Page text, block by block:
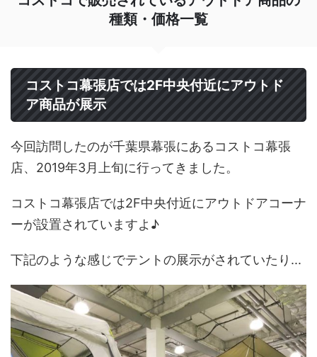
種類・価格一覧
コストコ幕張店では2F中央付近にアウトド
ア商品が展示
今回訪問したのが千葉県幕張にあるコストコ幕張
店、2019年3月上旬に行ってきました。
コストコ幕張店では2F中央付近にアウトドアコーナ
ーが設置されていますよ♪
下記のような感じでテントの展示がされていたり...